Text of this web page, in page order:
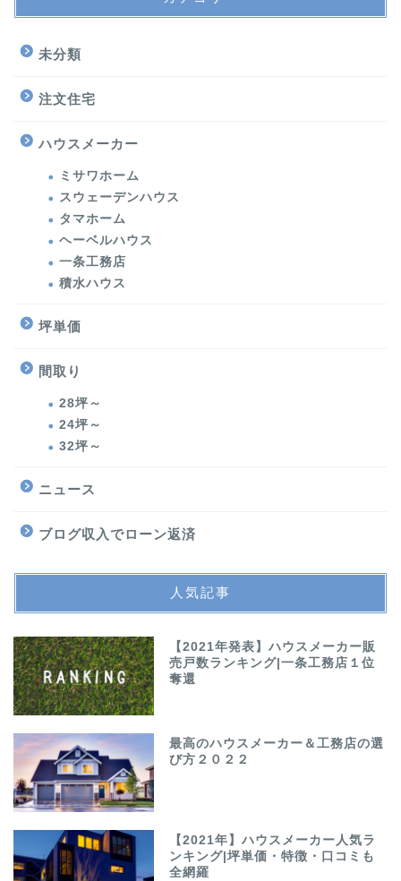
未分類
注文住宅
ハウスメーカー
ミサワホーム
スウェーデンハウス
タマホーム
ヘーベルハウス
一条工務店
積水ハウス
坪単価
間取り
28坪～
24坪～
32坪～
ニュース
ブログ収入でローン返済
人気記事
【2021年発表】ハウスメーカー販
売戸数ランキング|一条工務店１位
奪還
最高のハウスメーカー＆工務店の選
び方２０２２
【2021年】ハウスメーカー人気ラ
ンキング|坪単価・特徴・口コミも
全網羅